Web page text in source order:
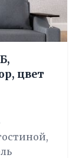
цвет